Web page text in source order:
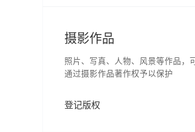
摄影作品
照片、写真、人物、风景等作品，可
通过摄影作品著作权予以保护
登记版权